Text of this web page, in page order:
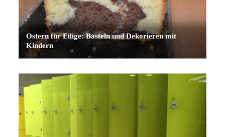
Ostern für Eilige: Basteln und Dekorieren mit
Kindern